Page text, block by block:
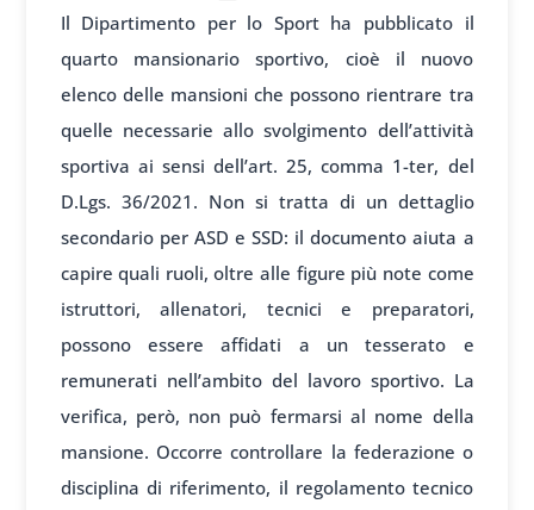
Il Dipartimento per lo Sport ha pubblicato il
quarto mansionario sportivo, cioè il nuovo
elenco delle mansioni che possono rientrare tra
quelle necessarie allo svolgimento dell’attività
sportiva ai sensi dell’art. 25, comma 1-ter, del
D.Lgs. 36/2021. Non si tratta di un dettaglio
secondario per ASD e SSD: il documento aiuta a
capire quali ruoli, oltre alle figure più note come
istruttori, allenatori, tecnici e preparatori,
possono essere affidati a un tesserato e
remunerati nell’ambito del lavoro sportivo. La
verifica, però, non può fermarsi al nome della
mansione. Occorre controllare la federazione o
disciplina di riferimento, il regolamento tecnico